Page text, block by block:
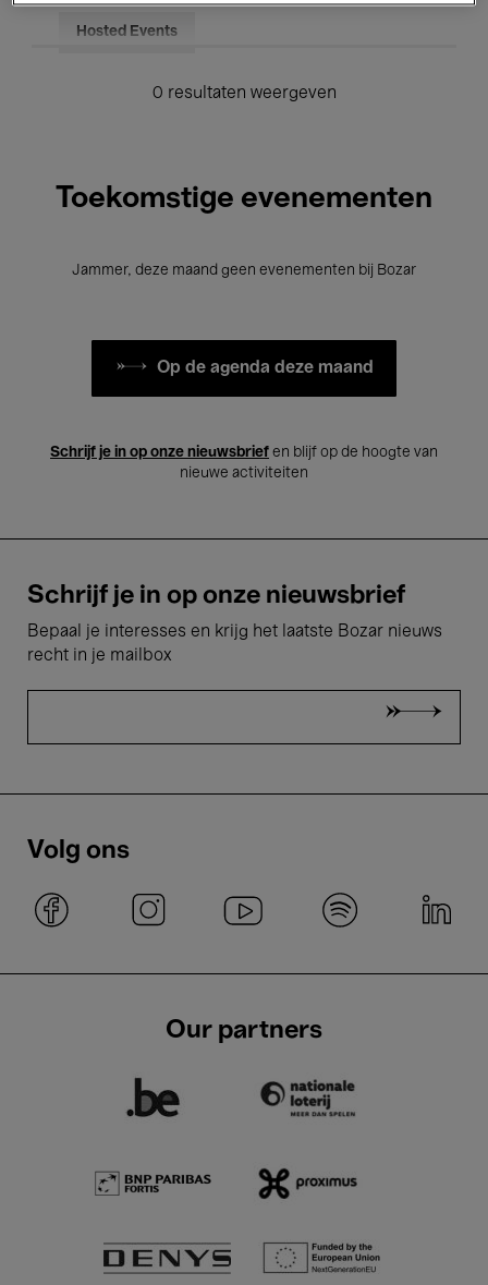
Hosted Events
0 resultaten weergeven
Toekomstige evenementen
Jammer, deze maand geen evenementen bij Bozar
Op de agenda deze maand
Schrijf je in op onze nieuwsbrief en blijf op de hoogte van
nieuwe activiteiten
Schrijf je in op onze nieuwsbrief
Bepaal je interesses en krijg het laatste Bozar nieuws
recht in je mailbox
Volg ons
Our partners